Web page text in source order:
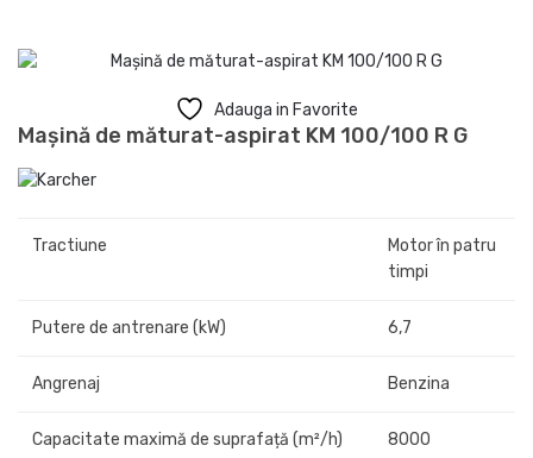
Adauga in Favorite
Mașină de măturat-aspirat KM 100/100 R G
Tractiune
Motor în patru
timpi
Putere de antrenare (kW) 6,7
Angrenaj Benzina
Capacitate maximă de suprafață (m²/h) 8000